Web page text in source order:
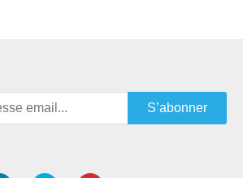
S’abonner